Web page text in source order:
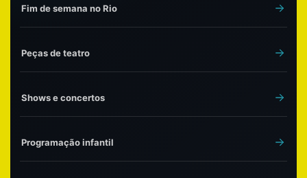
Fim de semana no Rio
Peças de teatro
Shows e concertos
Programação infantil